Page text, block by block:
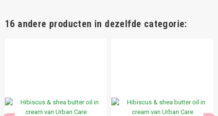
16 andere producten in dezelfde categorie: